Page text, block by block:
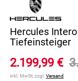
Hercules
Tiefeinsteiger
2.199,99 €
inkl. MwSt, zzgl. Versand